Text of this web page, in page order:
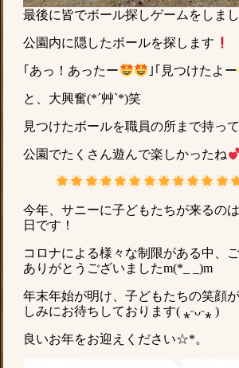
最後に皆でボール探しゲームをしま
公園内に隠したボールを探します
｢あっ！あったー ｣｢見つけたよー
と、大興奮(*´艸`*)笑
見つけたボールを職員の所まで持っ
公園でたくさん遊んで楽しかったね
今年、サニーに子どもたちが来るの
日です！
コロナによる様々な制限がある中、
ありがとうございましたm(*_ _)m
年末年始が明け、子どもたちの笑顔
しみにお待ちしております( ⁎ᵕᴗᵕ⁎ )
良いお年をお迎えください☆*。